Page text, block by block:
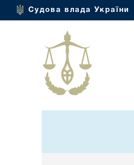
Судова влада України